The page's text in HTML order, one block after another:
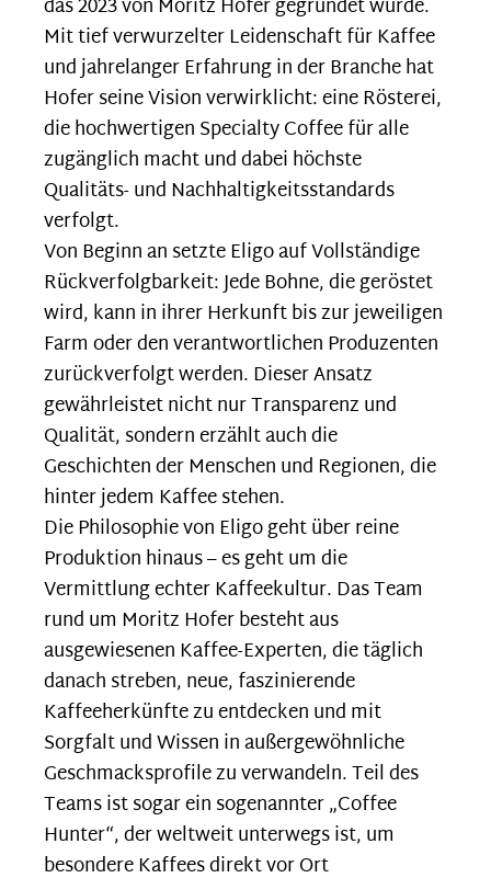
das 2023 von Moritz Hofer gegründet wurde.
Mit tief verwurzelter Leidenschaft für Kaffee
und jahrelanger Erfahrung in der Branche hat
Hofer seine Vision verwirklicht: eine Rösterei,
die hochwertigen Specialty Coffee für alle
zugänglich macht und dabei höchste
Qualitäts- und Nachhaltigkeitsstandards
verfolgt.
Von Beginn an setzte Eligo auf Vollständige
Rückverfolgbarkeit: Jede Bohne, die geröstet
wird, kann in ihrer Herkunft bis zur jeweiligen
Farm oder den verantwortlichen Produzenten
zurückverfolgt werden. Dieser Ansatz
gewährleistet nicht nur Transparenz und
Qualität, sondern erzählt auch die
Geschichten der Menschen und Regionen, die
hinter jedem Kaffee stehen.
Die Philosophie von Eligo geht über reine
Produktion hinaus – es geht um die
Vermittlung echter Kaffeekultur. Das Team
rund um Moritz Hofer besteht aus
ausgewiesenen Kaffee-Experten, die täglich
danach streben, neue, faszinierende
Kaffeeherkünfte zu entdecken und mit
Sorgfalt und Wissen in außergewöhnliche
Geschmacksprofile zu verwandeln. Teil des
Teams ist sogar ein sogenannter „Coffee
Hunter“, der weltweit unterwegs ist, um
besondere Kaffees direkt vor Ort